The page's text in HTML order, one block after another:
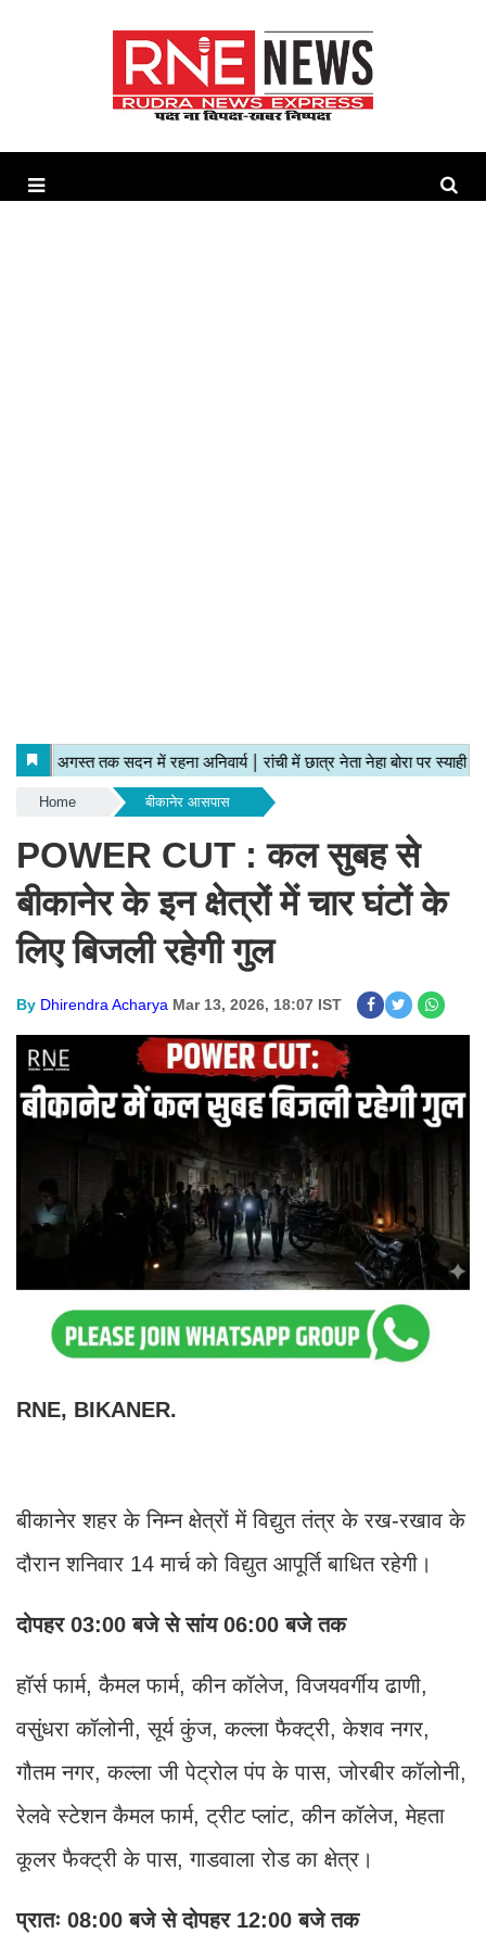
Home बीकानेर आसपास
POWER CUT : कल सुबह से
बीकानेर के इन क्षेत्रों में चार घंटों के
लिए बिजली रहेगी गुल
By Dhirendra Acharya Mar 13, 2026, 18:07 IST
RNE, BIKANER.
बीकानेर शहर के निम्न क्षेत्रों में विद्युत तंत्र के रख-रखाव के
दौरान शनिवार 14 मार्च को विद्युत आपूर्ति बाधित रहेगी।
दोपहर 03:00 बजे से सांय 06:00 बजे तक
हॉर्स फार्म, कैमल फार्म, कीन कॉलेज, विजयवर्गीय ढाणी,
वसुंधरा कॉलोनी, सूर्य कुंज, कल्ला फैक्ट्री, केशव नगर,
गौतम नगर, कल्ला जी पेट्रोल पंप के पास, जोरबीर कॉलोनी,
रेलवे स्टेशन कैमल फार्म, ट्रीट प्लांट, कीन कॉलेज, मेहता
कूलर फैक्ट्री के पास, गाडवाला रोड का क्षेत्र।
प्रातः 08:00 बजे से दोपहर 12:00 बजे तक